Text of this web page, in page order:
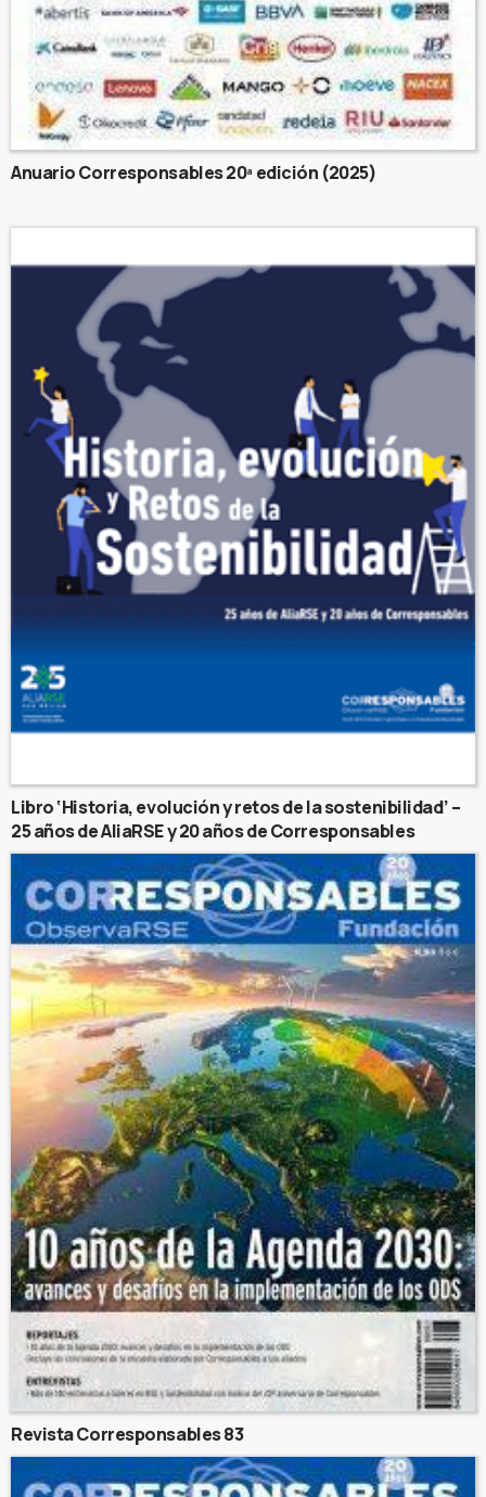
Anuario Corresponsables 20ª edición (2025)
Libro ‘Historia, evolución y retos de la sostenibilidad’ –
25 años de AliaRSE y 20 años de Corresponsables
Revista Corresponsables 83